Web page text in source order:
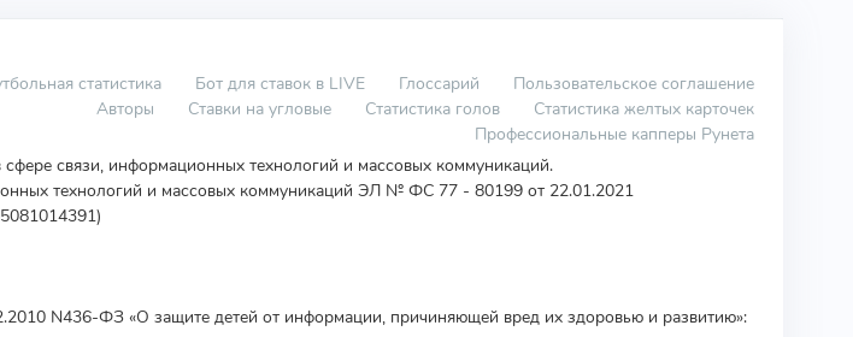
статистика Бот для ставок в LIVE Глоссарий
Пользовательское соглашение
Авторы
Ставки на угловые Статистика голов
Статистика желтых карточек
Профессиональные капперы Рунета
связи, информационных технологий и массовых коммуникаций.
технологий и массовых коммуникаций ЭЛ № ФС 77 - 80199 от 22.01.2021
N436-ФЗ «О защите детей от информации, причиняющей вред их здоровью и развитию»: